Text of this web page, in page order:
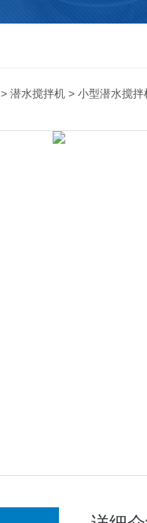
> 潜水搅拌机 > 小型潜水搅拌